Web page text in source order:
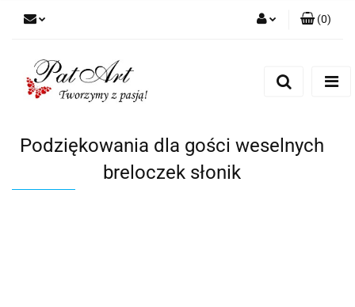
(0)
Podziękowania dla gości weselnych
breloczek słonik